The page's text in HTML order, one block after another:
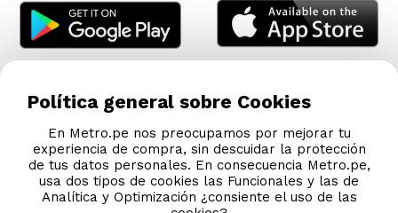
Política general sobre Cookies
En Metro.pe nos preocupamos por mejorar tu
experiencia de compra, sin descuidar la protección
de tus datos personales. En consecuencia Metro.pe,
usa dos tipos de cookies las Funcionales y las de
Analítica y Optimización ¿consiente el uso de las